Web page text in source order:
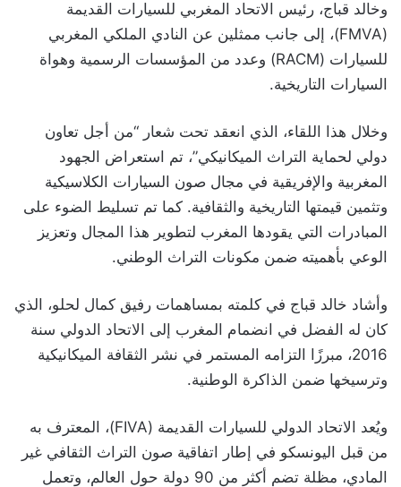
وخالد قباج، رئيس الاتحاد المغربي للسيارات القديمة
(FMVA)، إلى جانب ممثلين عن النادي الملكي المغربي
للسيارات (RACM) وعدد من المؤسسات الرسمية وهواة
السيارات التاريخية.
وخلال هذا اللقاء، الذي انعقد تحت شعار “من أجل تعاون
دولي لحماية التراث الميكانيكي”، تم استعراض الجهود
المغربية والإفريقية في مجال صون السيارات الكلاسيكية
وتثمين قيمتها التاريخية والثقافية. كما تم تسليط الضوء على
المبادرات التي يقودها المغرب لتطوير هذا المجال وتعزيز
الوعي بأهميته ضمن مكونات التراث الوطني.
وأشاد خالد قباج في كلمته بمساهمات رفيق كمال لحلو، الذي
كان له الفضل في انضمام المغرب إلى الاتحاد الدولي سنة
2016، مبرزًا التزامه المستمر في نشر الثقافة الميكانيكية
وترسيخها ضمن الذاكرة الوطنية.
ويُعد الاتحاد الدولي للسيارات القديمة (FIVA)، المعترف به
من قبل اليونسكو في إطار اتفاقية صون التراث الثقافي غير
المادي، مظلة تضم أكثر من 90 دولة حول العالم، وتعمل